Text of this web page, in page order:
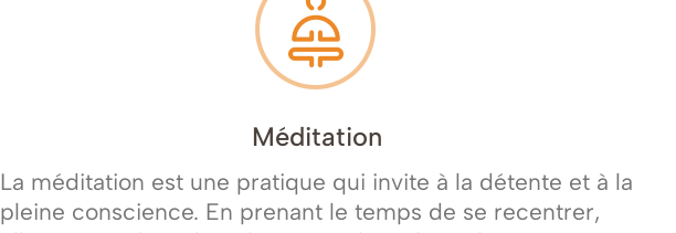
Méditation
La méditation est une pratique qui invite à la détente et à la
pleine conscience. En prenant le temps de se recentrer,